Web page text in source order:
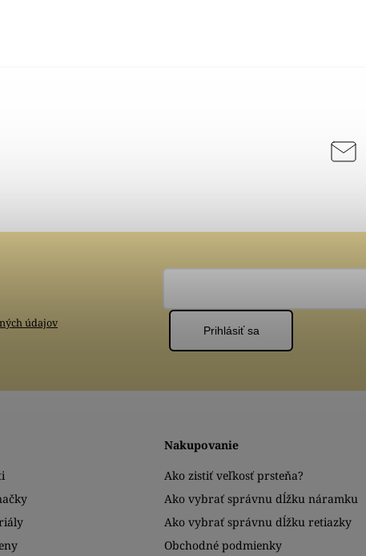
Nakupovanie
Ako zistiť veľkosť prsteňa?
Ako vybrať správnu dĺžku náramku
Ako vybrať správnu dĺžku retiazky
Obchodné podmienky
údajov
Prihlásiť sa